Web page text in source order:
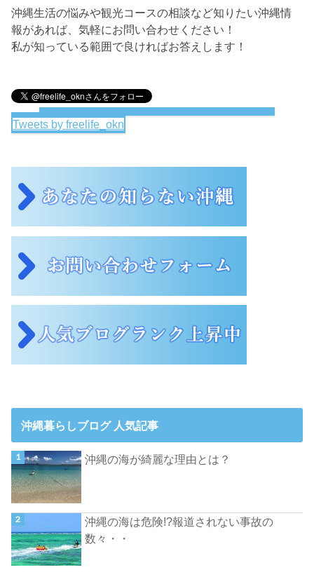
沖縄生活の悩みや観光コースの相談など知りたい沖縄情
報があれば、気軽にお問い合わせください！
私が知っている範囲で良ければお答えします！
Tweets by freelife_okn
沖縄暮らしブログ 人気記事
沖縄の海が綺麗な理由とは？
沖縄の海は危険!?報道されない事故の
数々・・